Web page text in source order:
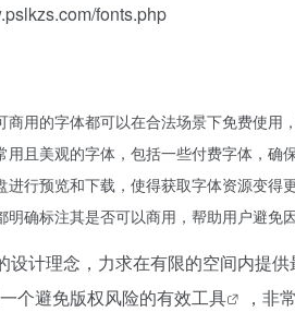
fonts.php
用的字体都可以在合法场景下免费使用
且美观的字体，包括一些付费字体，确
行预览和下载，使得获取字体资源变得
确标注其是否可以商用，帮助用户避免
设计理念，力求在有限的空间内提
个避免版权风险的有效工具 ，非